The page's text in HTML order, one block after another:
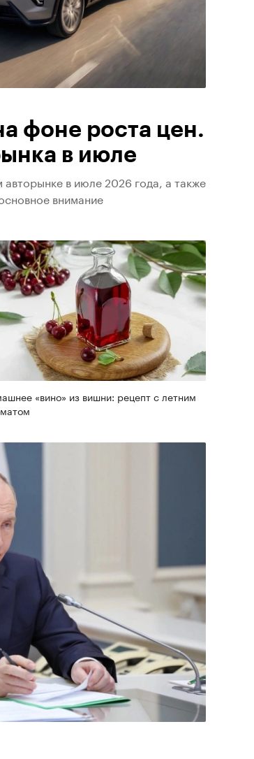
фоне роста цен.
в июле
в июле 2026 года, а также
внимание
«вино» из вишни: рецепт с летним